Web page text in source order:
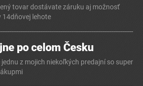
tovar dostávate záruku aj možnosť
14dňovej lehote
po celom Česku
z mojich niekoľkých predajní so super